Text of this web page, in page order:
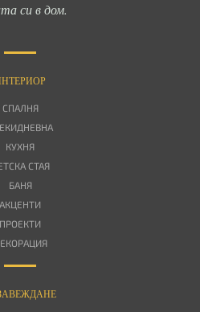
си в дом.
СПАЛНЯ
КУХНЯ
СТАЯ
БАНЯ
АКЦЕНТИ
ПРОЕКТИ